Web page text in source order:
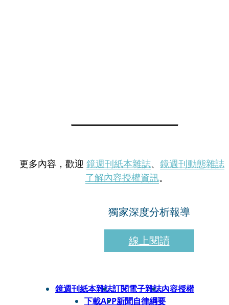
更多內容，歡迎 鏡週刊紙本雜誌、 鏡週刊動態雜誌
了解內容授權資訊。
獨家深度分析報導
線上閱讀
鏡週刊紙本雜誌訂閱電子雜誌內容授權
下載APP新聞自律綱要